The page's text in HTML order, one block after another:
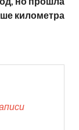
километра